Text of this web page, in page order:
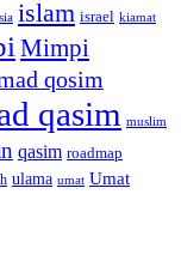
islam israel kiamat
Mimpi
qosim
qasim muslim
qasim roadmap
ulama umat Umat